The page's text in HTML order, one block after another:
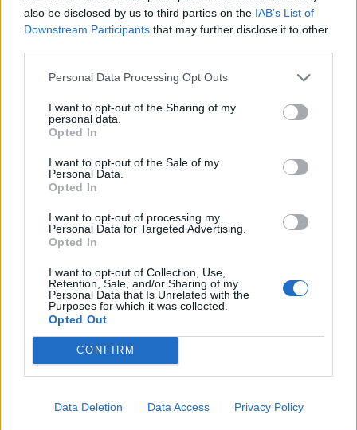
also be disclosed by us to third parties on the IAB’s List of
Downstream Participants that may further disclose it to other
Personal Data Processing Opt Outs
I want to opt-out of the Sharing of my
personal data.
Opted In
I want to opt-out of the Sale of my
Personal Data.
Opted In
I want to opt-out of processing my
Personal Data for Targeted Advertising.
Opted In
I want to opt-out of Collection, Use,
Retention, Sale, and/or Sharing of my
Personal Data that Is Unrelated with the
Purposes for which it was collected.
Opted Out
CONFIRM
Data Deletion Data Access Privacy Policy